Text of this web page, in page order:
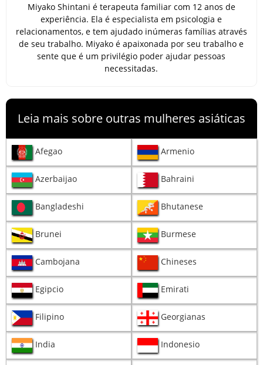
Miyako Shintani é terapeuta familiar com 12 anos de
experiência. Ela é especialista em psicologia e
relacionamentos, e tem ajudado inúmeras famílias através
de seu trabalho. Miyako é apaixonada por seu trabalho e
sente que é um privilégio poder ajudar pessoas
necessitadas.
Leia mais sobre outras mulheres asiáticas
Afegao Armenio
Azerbaijao Bahraini
Bangladeshi Bhutanese
Brunei Burmese
Cambojana Chineses
Egipcio Emirati
Filipino Georgianas
India Indonesio